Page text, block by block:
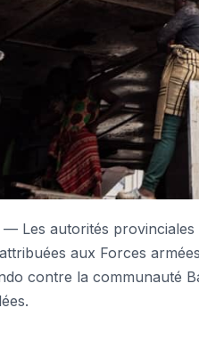
— Les autorités
aux Forces
contre la communauté